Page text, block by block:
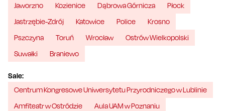
Jaworzno
Kozienice Dąbrowa Górnicza
Płock
Jastrzębie-Zdrój
Katowice Police
Krosno
Pszczyna
Toruń Wrocław
Ostrów Wielkopolski
Suwałki
Braniewo
Sale:
Centrum Kongresowe Uniwersytetu Przyrodniczego w Lublinie
Amfiteatr w Ostródzie
Aula UAM w Poznaniu